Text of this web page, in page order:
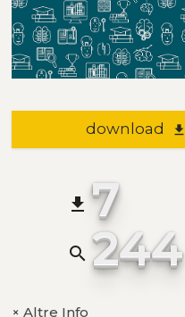
download file_download
file_download 7
search 244
+Altre Info